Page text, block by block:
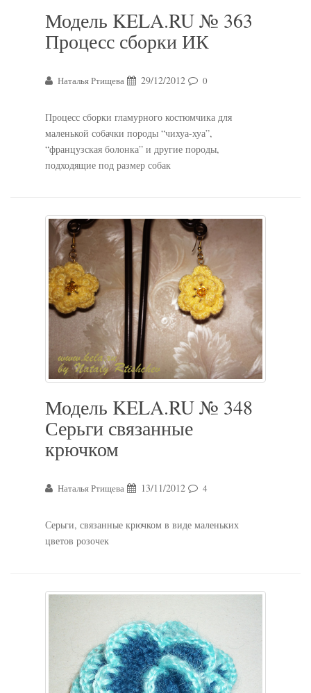
Модель KELA.RU № 363
Процесс сборки ИК
Наталья Ртищева 29/12/2012 0
Процесс сборки гламурного костюмчика для
маленькой собачки породы “чихуа-хуа”,
“французская болонка” и другие породы,
подходящие под размер собак
Модель KELA.RU № 348
Серьги связанные
крючком
Наталья Ртищева 13/11/2012 4
Серьги, связанные крючком в виде маленьких
цветов розочек